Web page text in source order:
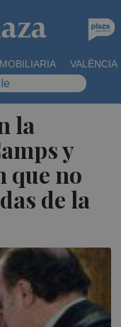
VALÈNCIA
la
y
que no
de la